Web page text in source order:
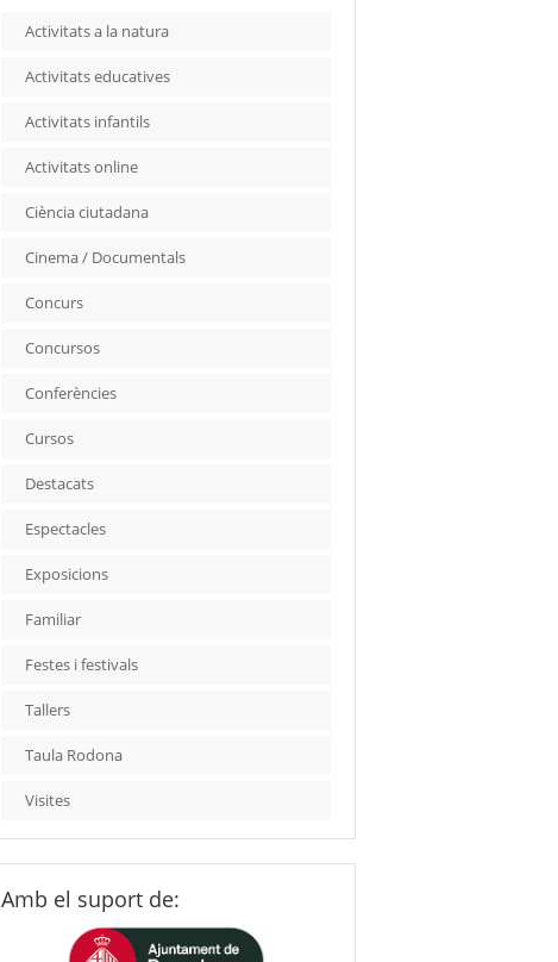
Activitats a la natura
Activitats educatives
Activitats infantils
Activitats online
Ciència ciutadana
Cinema / Documentals
Concurs
Concursos
Conferències
Cursos
Destacats
Espectacles
Exposicions
Familiar
Festes i festivals
Tallers
Taula Rodona
Visites
Amb el suport de: